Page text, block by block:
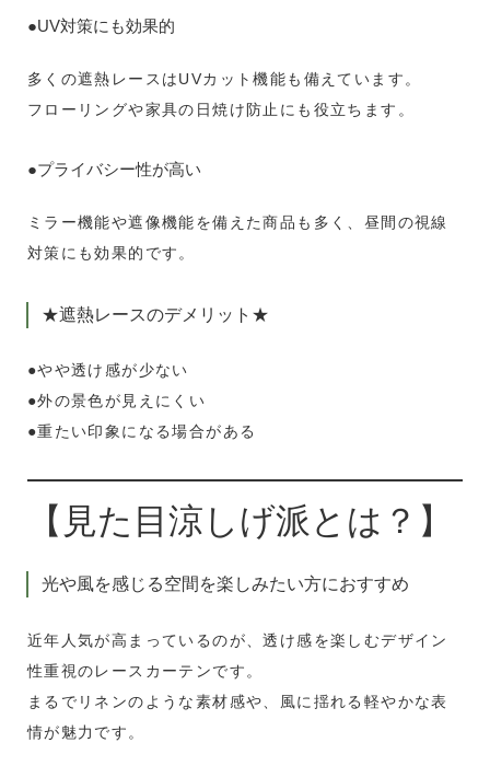
●UV対策にも効果的
多くの遮熱レースはUVカット機能も備えています。
フローリングや家具の日焼け防止にも役立ちます。
●プライバシー性が高い
ミラー機能や遮像機能を備えた商品も多く、昼間の視線
対策にも効果的です。
★遮熱レースのデメリット★
●やや透け感が少ない
●外の景色が見えにくい
●重たい印象になる場合がある
【見た目涼しげ派とは？】
光や風を感じる空間を楽しみたい方におすすめ
近年人気が高まっているのが、透け感を楽しむデザイン
性重視のレースカーテンです。
まるでリネンのような素材感や、風に揺れる軽やかな表
情が魅力です。